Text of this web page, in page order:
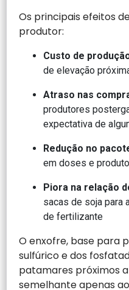
Os principais efeitos
produtor:
Custo de
de elevação
Atraso nas
produtores
expectativa de
Redução no
em doses e
Piora na relação
sacas de soja para
de fertilizante
O enxofre, base para
sulfúrico e dos
patamares próximos
semelhante apenas